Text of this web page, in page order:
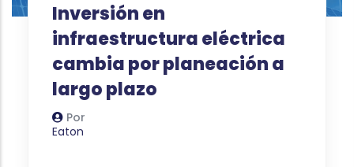
Inversión en
infraestructura eléctrica
cambia por planeación a
largo plazo
Por
Autor
Eaton